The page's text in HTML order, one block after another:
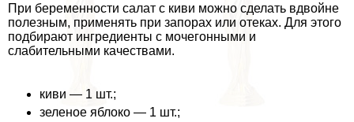
При беременности салат с киви можно сделать вдвойне
полезным, применять при запорах или отеках. Для этого
подбирают ингредиенты с мочегонными и
слабительными качествами.
киви — 1 шт.;
зеленое яблоко — 1 шт.;